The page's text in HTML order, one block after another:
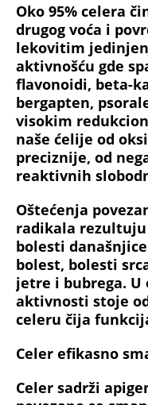
Oko 95% celera
drugog voća i
lekovitim
aktivnošću gde
flavonoidi, beta-
bergapten,
visokim
naše ćelije od
preciznije, od
reaktivnih
Oštećenja
radikala
bolesti
bolest, bolesti
jetre i bubrega.
aktivnosti stoje
celeru čija
Celer efikasno
Celer sadrži